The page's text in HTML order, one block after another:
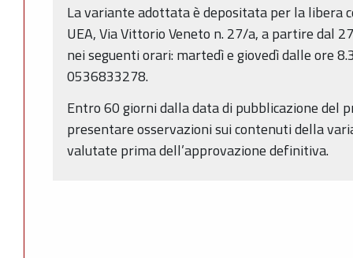
La variante adottata è depositata per la libera
UEA, Via Vittorio Veneto n. 27/a, a partire dal
nei seguenti orari: martedì e giovedì dalle ore
0536833278.
Entro 60 giorni dalla data di pubblicazione del
presentare osservazioni sui contenuti della
valutate prima dell’approvazione definitiva.